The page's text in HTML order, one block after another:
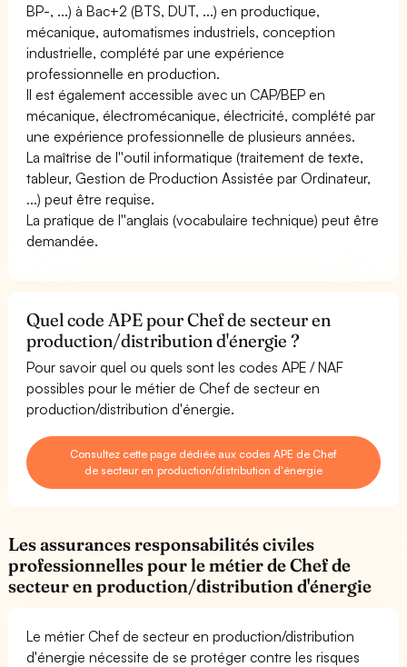
BP-, ...) à Bac+2 (BTS, DUT, ...) en productique,
mécanique, automatismes industriels, conception
industrielle, complété par une expérience
professionnelle en production.
Il est également accessible avec un CAP/BEP en
mécanique, électromécanique, électricité, complété par
une expérience professionnelle de plusieurs années.
La maîtrise de l''outil informatique (traitement de texte,
tableur, Gestion de Production Assistée par Ordinateur,
...) peut être requise.
La pratique de l''anglais (vocabulaire technique) peut être
demandée.
Quel code APE pour Chef de secteur en
production/distribution d'énergie ?
Pour savoir quel ou quels sont les codes APE / NAF
possibles pour le métier de Chef de secteur en
production/distribution d'énergie.
Consultez cette page dédiée aux codes APE de Chef
de secteur en production/distribution d'énergie
Les assurances responsabilités civiles
professionnelles pour le métier de Chef de
secteur en production/distribution d'énergie
Le métier Chef de secteur en production/distribution
d'énergie nécessite de se protéger contre les risques